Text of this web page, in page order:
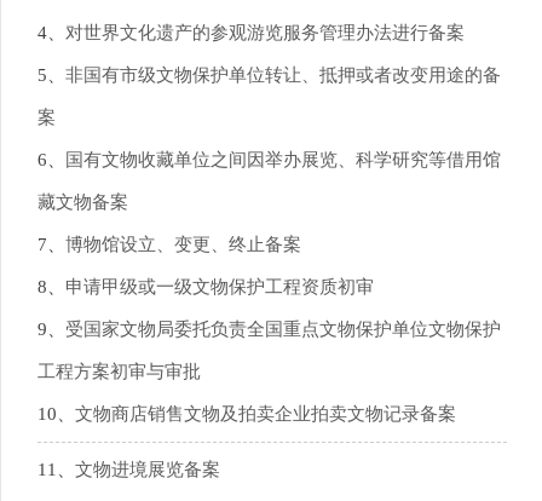
4、 对世界文化遗产的参观游览服务管理办法进行备案
5、 非国有市级文物保护单位转让、抵押或者改变用途的备
案
6、 国有文物收藏单位之间因举办展览、科学研究等借用馆
藏文物备案
7、 博物馆设立、变更、终止备案
8、 申请甲级或一级文物保护工程资质初审
9、 受国家文物局委托负责全国重点文物保护单位文物保护
工程方案初审与审批
10、 文物商店销售文物及拍卖企业拍卖文物记录备案
11、 文物进境展览备案